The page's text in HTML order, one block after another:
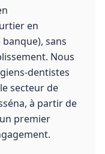
en
sans
Nous
dentistes
secteur de
à partir de
premier